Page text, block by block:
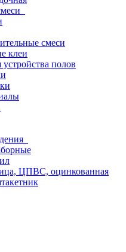
смеси
клеи
полов
ЦПВС, оцинкованная